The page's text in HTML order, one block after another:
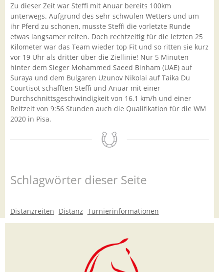
Zu dieser Zeit war Steffi mit Anuar bereits 100km
unterwegs. Aufgrund des sehr schwülen Wetters und um
ihr Pferd zu schonen, musste Steffi die vorletzte Runde
etwas langsamer reiten. Doch rechtzeitig für die letzten 25
Kilometer war das Team wieder top Fit und so ritten sie kurz
vor 19 Uhr als dritter über die Ziellinie! Nur 5 Minuten
hinter dem Sieger Mohammed Saeed Binham (UAE) auf
Suraya und dem Bulgaren Uzunov Nikolai auf Taika Du
Courtisot schafften Steffi und Anuar mit einer
Durchschnittsgeschwindigkeit von 16.1 km/h und einer
Reitzeit von 9:56 Stunden auch die Qualifikation für die WM
2020 in Pisa.
Schlagwörter dieser Seite
Distanzreiten Distanz Turnierinformationen